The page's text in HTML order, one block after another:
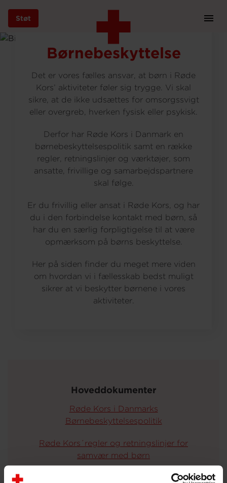
Gå
Støt
Støt
Bliv frivillig
Genbrug
Om os
Børnebeskyttelse
Det er vores fælles ansvar, at børn i Røde
Kors’ aktiviteter føler sig trygge. Vi skal
sikre, at de ikke udsættes for omsorgssvigt
eller overgreb, hverken fysisk eller psykisk.
Derfor har Røde Kors i Danmark en
børnebeskyttelsespolitik samt en række
regler, retningslinjer og værktøjer, som
ansatte, frivillige og samarbejdspartnere
skal følge.
Er du frivillig eller ansat i Røde Kors, og har
du i den forbindelse kontakt med børn, så
har du en særlig forpligtigelse til at være
opmærksom på børns beskyttelse.
Her på siden finder du meget mere viden
om hvordan vi i fællesskab bedst muligt
sikrer at vi beskytter børnene i vores
aktiviteter.
Hoveddokumenter
Røde Kors i Danmarks
Børnebeskyttelsespolitik
Røde Kors´regler og retningslinjer for
samvær med børn
Børn skal beskyttes – sådan gør vi i Røde